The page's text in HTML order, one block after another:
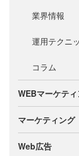
業界情報
運用テクニ
コラム
WEBマーケテ
マーケティング
Web広告